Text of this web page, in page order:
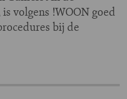
volgens !WOON goed
bij de